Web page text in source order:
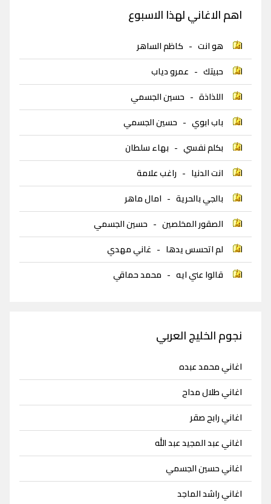
اهم الاغاني لهذا الاسبوع
هو انت - كاظم الساهر
حبيتك - عمرو دياب
اللذاذة - حسين الجسمي
باب ابوي - حسين الجسمي
بكلم نفسي - بهاء سلطان
انت الدنيا - راغب علامة
بالجي بالحرية - امال ماهر
الصقور المخلصين - حسين الجسمي
لم اتحسس يدها - غاني مهدي
قالوا عني ايه - محمد حماقي
نجوم الخليج العربي
اغاني محمد عبده
اغاني طلال مداح
اغاني رابح صقر
اغاني عبد المجيد عبد الله
اغاني حسين الجسمي
اغاني راشد الماجد